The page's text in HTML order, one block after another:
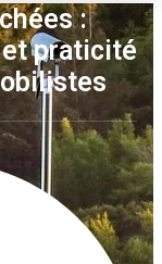
:
et praticité